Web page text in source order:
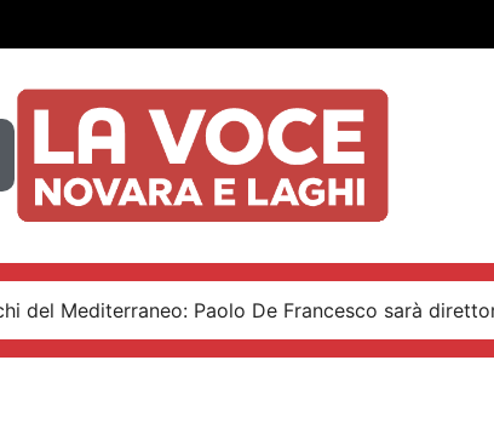
del Mediterraneo: Paolo De Francesco sarà